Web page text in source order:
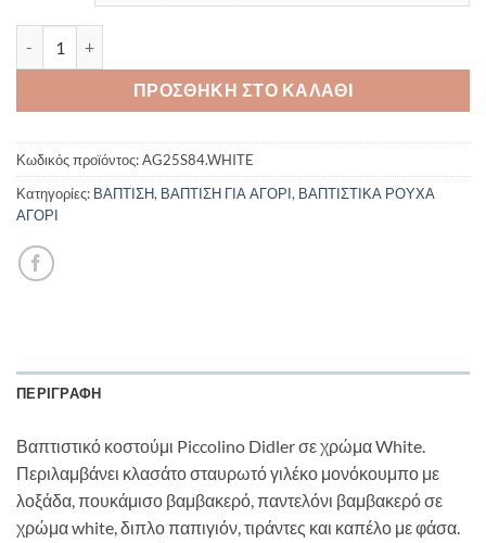
ΠΡΟΣΘΉΚΗ ΣΤΟ ΚΑΛΆΘΙ
Κωδικός προϊόντος:AG25S84.WHITE
Κατηγορίες: ΒΑΠΤΙΣΗ, ΒΑΠΤΙΣΗ ΓΙΑ ΑΓΟΡΙ, ΒΑΠΤΙΣΤΙΚΑ ΡΟΥΧΑ
ΑΓΟΡΙ
ΠΕΡΙΓΡΑΦΉ
Βαπτιστικό κοστούμι Piccolino Didler σε χρώμα White.
Περιλαμβάνει κλασάτο σταυρωτό γιλέκο μονόκουμπο με
λοξάδα, πουκάμισο βαμβακερό, παντελόνι βαμβακερό σε
χρώμα white, διπλο παπιγιόν, τιράντες και καπέλο με φάσα.